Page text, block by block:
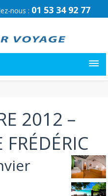
nous : 01 53 34 92 77
2012 –